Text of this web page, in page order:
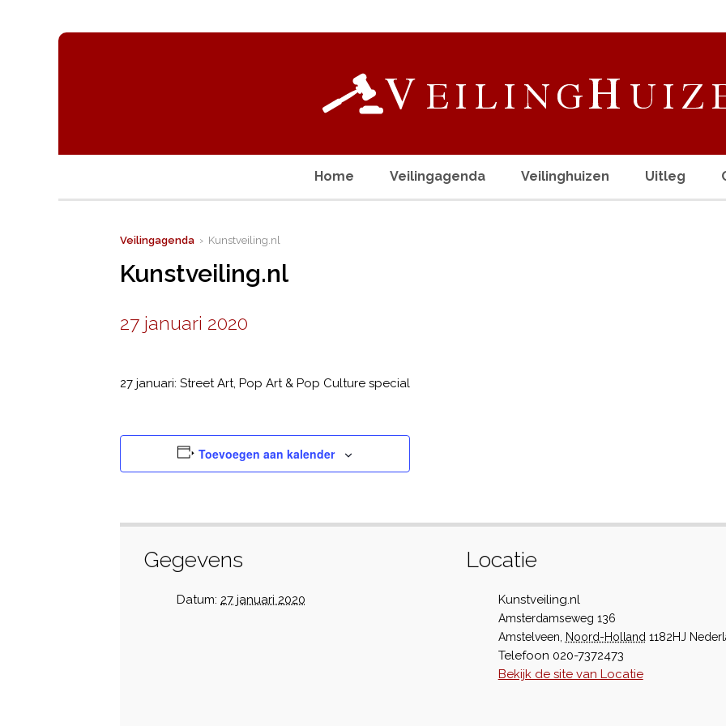
Home Veilingagenda Veilinghuizen Uitleg
Veilingagenda › Kunstveiling.nl
Kunstveiling.nl
27 januari 2020
27 januari: Street Art, Pop Art & Pop Culture special
Toevoegen aan kalender
Gegevens
Datum: 27 januari 2020
Locatie
Kunstveiling.nl
Amsterdamseweg 136
Amstelveen
Noord-Holland 1182HJ
Telefoon 020-7372473
Bekijk de site van Locatie